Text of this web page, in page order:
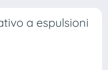
a espulsioni